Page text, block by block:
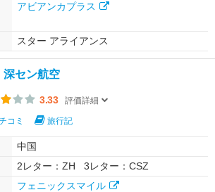
アビアンカプラス
スター アライアンス
深セン航空
3.33 評価詳細
コミ 旅行記
中国
2レター：ZH 3レター：CSZ
フェニックスマイル